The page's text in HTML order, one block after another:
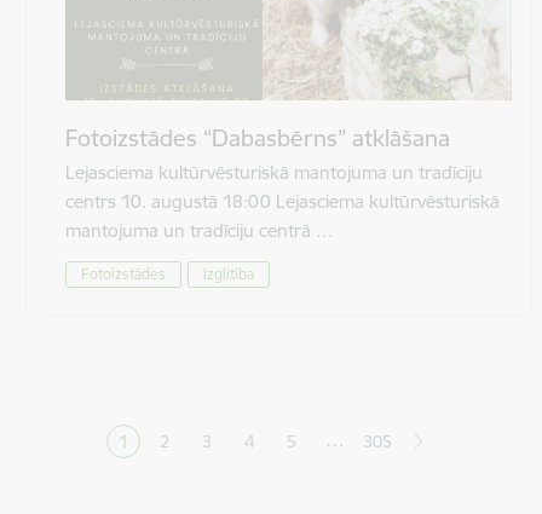
Fotoizstādes “Dabasbērns” atklāšana
Lejasciema kultūrvēsturiskā mantojuma un tradīciju
centrs 10. augustā 18:00 Lejasciema kultūrvēsturiskā
mantojuma un tradīciju centrā …
Fotoizstādes Izglītība
Pašreizējā lapa
1 Lapa
2 Lapa
3 Lapa
4 Lapa
5 … 305